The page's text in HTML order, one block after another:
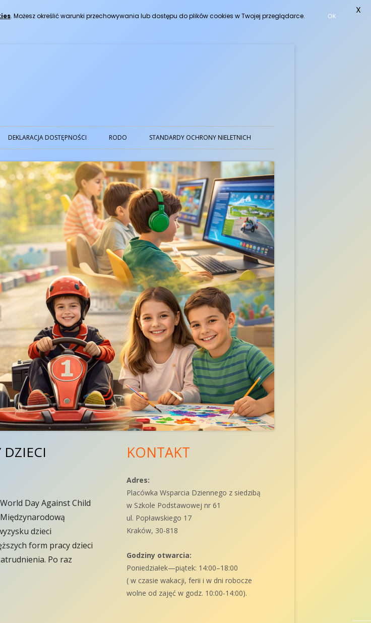
DEKLARACJA DOSTĘPNOŚCI RODO STANDARDY OCHRONY NIELETNICH
DZIECI
Day Against Child
dzieci
form pracy dzieci
Po raz
Główny
panel
boczny
KONTAKT
Adres:
Placówka Wsparcia Dziennego z siedzibą
w Szkole Podstawowej nr 61
ul. Popławskiego 17
Kraków, 30-818
Godziny otwarcia:
Poniedziałek—piątek: 14:00–18:00
( w czasie wakacji, ferii i w dni robocze
wolne od zajęć w godz. 10:00-14:00).
. Możesz określić warunki przechowywania lub dostępu do plików cookies w Twojej przeglądarce. OK
X